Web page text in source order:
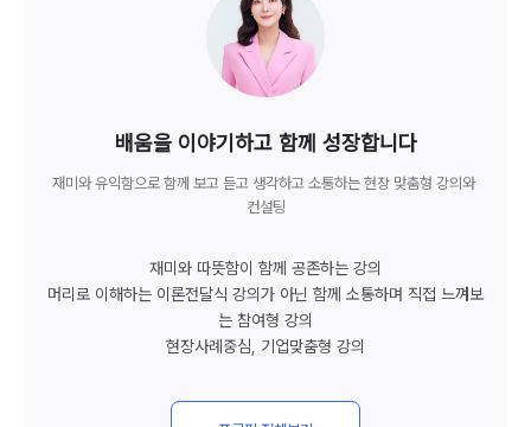
11 년
undefined
배움을 이야기하고 함께 성장합니다
재미와 유익함으로 함께 보고 듣고 생각하고 소통하는 현장 맞춤형 강의와
컨설팅
재미와 따뜻함이 함께 공존하는 강의
머리로 이해하는 이론전달식 강의가 아닌 함께 소통하며 직접 느껴보
는 참여형 강의
현장사례중심, 기업맞춤형 강의